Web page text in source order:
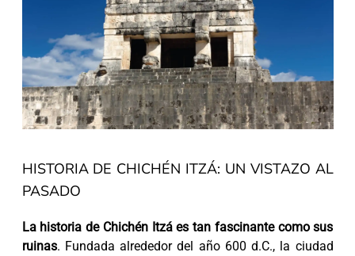
HISTORIA DE CHICHÉN ITZÁ: UN VISTAZO AL
PASADO
La historia de Chichén Itzá es tan fascinante como sus
ruinas. Fundada alrededor del año 600 d.C., la ciudad